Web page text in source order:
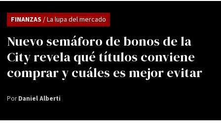
Nuevo semáforo de bonos de la
City revela qué títulos conviene
comprar y cuáles es mejor evitar
FINANZAS / La lupa del mercado
PorDaniel Alberti